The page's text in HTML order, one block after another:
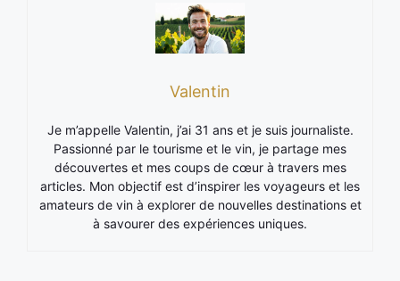
Valentin
Je m’appelle Valentin, j’ai 31 ans et je suis journaliste.
Passionné par le tourisme et le vin, je partage mes
découvertes et mes coups de cœur à travers mes
articles. Mon objectif est d’inspirer les voyageurs et les
amateurs de vin à explorer de nouvelles destinations et
à savourer des expériences uniques.